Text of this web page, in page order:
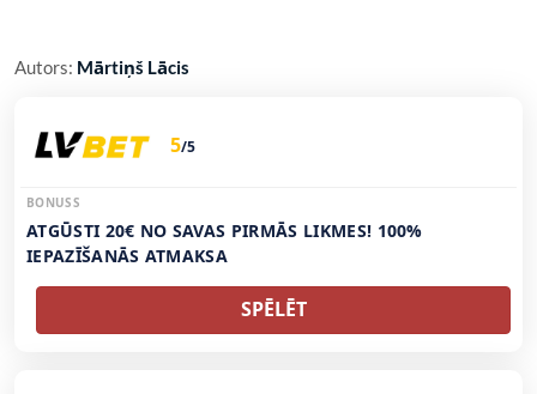
Autors: Mārtiņš Lācis
5/5
BONUSS
ATGŪSTI 20€ NO SAVAS PIRMĀS LIKMES! 100%
IEPAZĪŠANĀS ATMAKSA
SPĒLĒT